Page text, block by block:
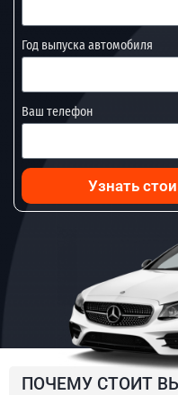
Год выпуска автомобиля
Ваш телефон
Узнать
ПОЧЕМУ СТОИТ